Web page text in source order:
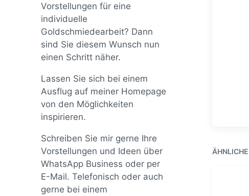
Vorstellungen für eine
individuelle
Goldschmiedearbeit? Dann
sind Sie diesem Wunsch nun
einen Schritt näher.
Lassen Sie sich bei einem
Ausflug auf meiner Homepage
von den Möglichkeiten
inspirieren.
Schreiben Sie mir gerne Ihre
Vorstellungen und Ideen über
WhatsApp Business oder per
E-Mail. Telefonisch oder auch
gerne bei einem